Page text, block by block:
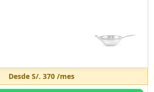
Desde S/. 370/mes